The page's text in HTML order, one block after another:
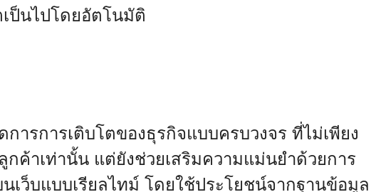
ป็นไปโดยอัตโนมัติ
ารการเติบโตของธุรกิจแบบครบวงจร ที่ไม่เพียง
ค้าเท่านั้น แต่ยังช่วยเสริมความแม่นยำด้วยการ
เว็บแบบเรียลไทม์ โดยใช้ประโยชน์จากฐานข้อมูล